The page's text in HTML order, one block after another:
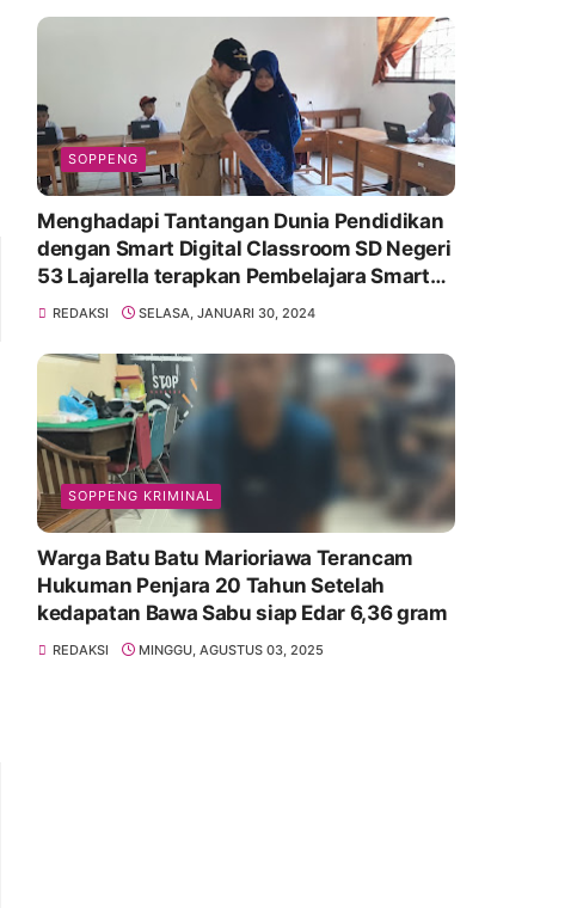
SOPPENG
Menghadapi Tantangan Dunia Pendidikan
dengan Smart Digital Classroom SD Negeri
53 Lajarella terapkan Pembelajara Smart
Class Device
REDAKSI SELASA, JANUARI 30, 2024
SOPPENG KRIMINAL
Warga Batu Batu Marioriawa Terancam
Hukuman Penjara 20 Tahun Setelah
kedapatan Bawa Sabu siap Edar 6,36 gram
REDAKSI MINGGU, AGUSTUS 03, 2025